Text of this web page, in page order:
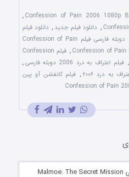
Confession of Pain 2006 1080p
,
, دانلود فیلم جدید , دانلود فیلم
دوبله فارسی فیلم Confession of Pain
,
فیلم Confession
, فیلم اعتراف به درد 2006 دوبله فارسی
,
به درد ۲۰۰۶ , فیلم کانفشن آو پین
دانلود فیلم ماموریت مخفی Malmoe: The Secret Mission